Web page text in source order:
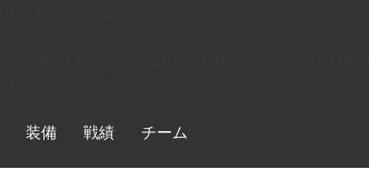
装備 戦績 チーム